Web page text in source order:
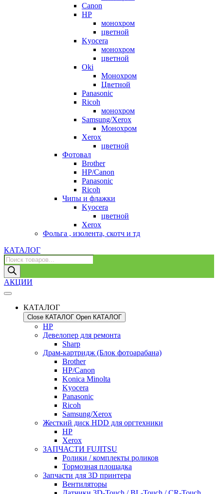
Canon
HP
монохром
цветной
Kyocera
монохром
цветной
Oki
Монохром
Цветной
Panasonic
Ricoh
монохром
Samsung/Xerox
Монохром
Xerox
цветной
Фотовал
Brother
HP/Canon
Panasonic
Ricoh
Чипы и флажки
Kyocera
цветной
Xerox
Фольга , изолента, скотч и тд
КАТАЛОГ
Поиск
товаров
АКЦИИ
КАТАЛОГ
Close КАТАЛОГ Open КАТАЛОГ
HP
Девелопер для ремонта
Sharp
Драм-картридж (Блок фотоарабана)
Brother
HP/Canon
Konica Minolta
Kyocera
Panasonic
Ricoh
Samsung/Xerox
Жесткий диск HDD для оргтехники
HP
Xerox
ЗАПЧАСТИ FUJITSU
Ролики / комплекты роликов
Тормозная площадка
Запчасти для 3D принтера
Вентиляторы